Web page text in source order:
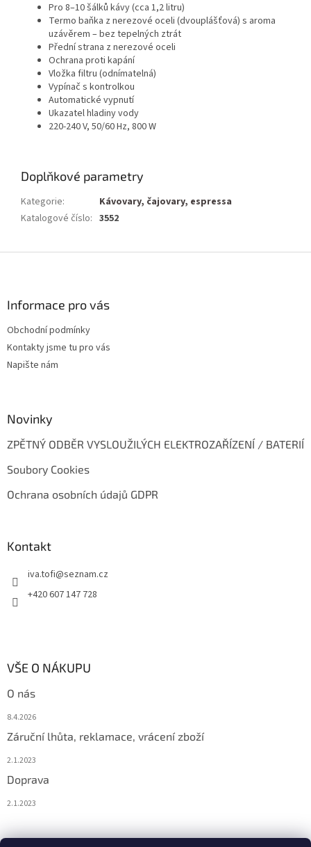
Pro 8–10 šálků kávy (cca 1,2 litru)
Termo baňka z nerezové oceli (dvouplášťová) s aroma
uzávěrem – bez tepelných ztrát
Přední strana z nerezové oceli
Ochrana proti kapání
Vložka filtru (odnímatelná)
Vypínač s kontrolkou
Automatické vypnutí
Ukazatel hladiny vody
220-240 V, 50/60 Hz, 800 W
Doplňkové parametry
Kategorie:
Kávovary, čajovary, espressa
Katalogové číslo: 3552
Informace pro vás
Obchodní podmínky
Kontakty jsme tu pro vás
Napište nám
Novinky
ZPĚTNÝ ODBĚR VYSLOUŽILÝCH ELEKTROZAŘÍZENÍ / BATERIÍ
Soubory Cookies
Ochrana osobních údajů GDPR
Kontakt
iva.tofi@seznam.cz
+420 607 147 728
VŠE O NÁKUPU
O nás
8.4.2026
Záruční lhůta, reklamace, vrácení zboží
2.1.2023
Doprava
2.1.2023